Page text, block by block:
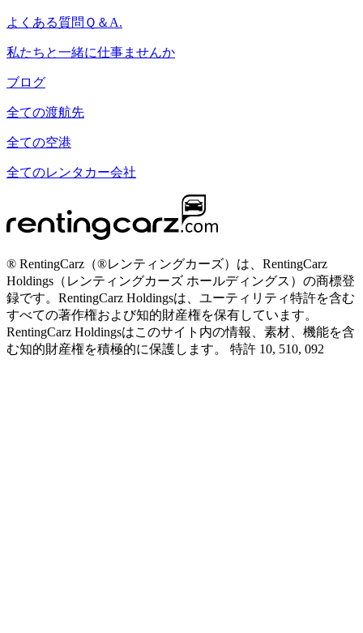
よくある質問Ｑ＆A.
私たちと一緒に仕事ませんか
ブログ
全ての渡航先
全ての空港
全てのレンタカー会社
® RentingCarz（®レンティングカーズ）は、RentingCarz
Holdings（レンティングカーズ ホールディングス）の商標登
録です。RentingCarz Holdingsは、ユーティリティ特許を含む
すべての著作権および知的財産権を保有しています。
RentingCarz Holdingsはこのサイト内の情報、素材、機能を含
む知的財産権を積極的に保護します。 特許 10, 510, 092